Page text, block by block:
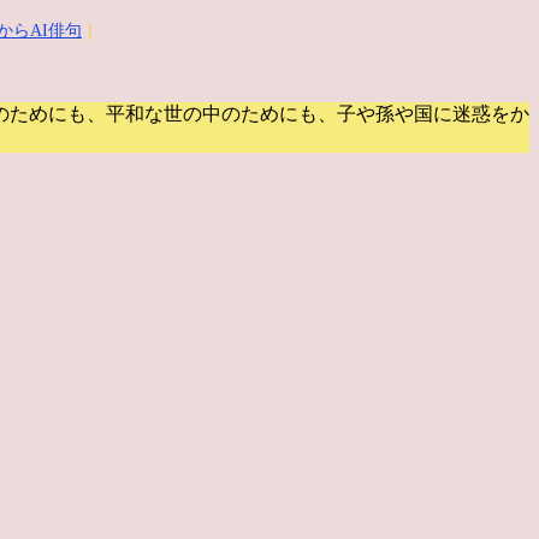
らAI俳句
ためにも、平和な世の中のためにも、子や孫や国に迷惑をか